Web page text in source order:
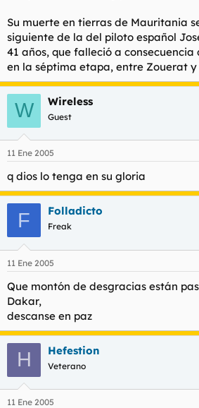
Su muerte en tierras de Mauritania
siguiente de la del piloto español
41 años, que falleció a
en la séptima etapa, entre Zouerat y
W Wireless
Guest
11 Ene 2005
q dios lo tenga en su gloria
F Folladicto
Freak
11 Ene 2005
Que montón de desgracias están
Dakar,
descanse en paz
H Hefestion
Veterano
11 Ene 2005